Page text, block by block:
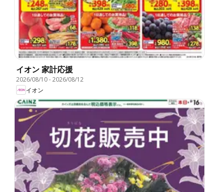
イオン 家計応援
2026/08/10-2026/08/12
イオン